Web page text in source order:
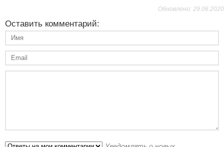
Обновлено: 29.06.2020
Оставить комментарий: